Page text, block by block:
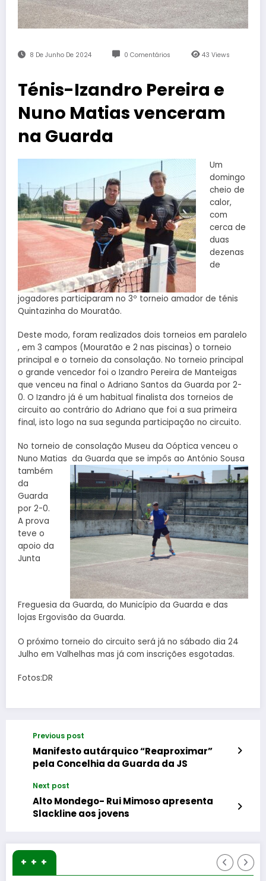
8 De Junho De 2024 0 Comentários 43Views
Ténis-Izandro Pereira e
Nuno Matias venceram
na Guarda
​Um
domingo
cheio de
calor,
com
cerca de
duas
dezenas
de
jogadores​ participaram no ​3º torneio ​amador ​de ténis
Quintazinha do ​M​ouratão.
Deste modo, foram realizados dois​ torneios em paralelo​
,​ em 3 campos (Mouratão e 2 nas piscinas) o torneio
principal e o torneio da consolação. No torneio principal
o grande vencedor foi o ​Izandro Pereira de Manteigas
que venceu na final o Adriano Santos da Guarda por 2-
0. ​O Izandro já é um habitual finalista do​s​ torneios de
circuito ao contrário do Adriano que foi a sua primeira
final, isto ​logo n​a ​sua ​segunda participação no circuito.
No torneio de consolação ​M​useu da ​O​óptica vence​u o
Nuno Matias ​ ​da Guarda ​​que se impôs ​a​o António Sousa ​​​
também ​
da
Guarda
por 2-0.
A prova
teve o
apoio da
​Junta
Freguesia da ​G​uarda​,​ do ​Município da Guarda e das
lojas Ergovisão da Guarda.
O próximo torneio do circuito será já no sábado dia 24
Julho em Valhelhas​ mas​ já com inscrições esgotadas.
Fotos:DR
Previous post
Manifesto autárquico “Reaproximar”
pela Concelhia da Guarda da JS
Next post
Alto Mondego- Rui Mimoso apresenta
Slackline aos jovens
+ + +